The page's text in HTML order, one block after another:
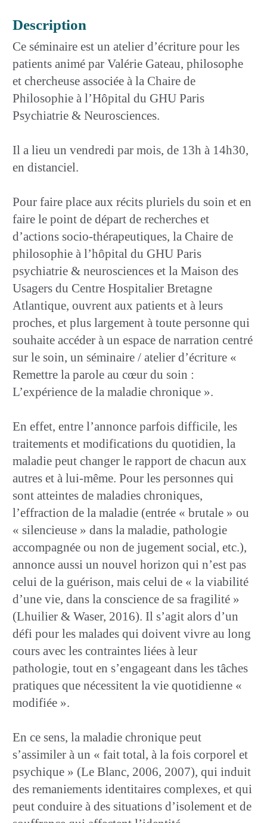
Description
Ce séminaire est un atelier d’écriture pour les
patients animé par Valérie Gateau, philosophe
et chercheuse associée à la Chaire de
Philosophie à l’Hôpital du GHU Paris
Psychiatrie & Neurosciences.
Il a lieu un vendredi par mois, de 13h à 14h30,
en distanciel.
Pour faire place aux récits pluriels du soin et en
faire le point de départ de recherches et
d’actions socio-thérapeutiques, la Chaire de
philosophie à l’hôpital du GHU Paris
psychiatrie & neurosciences et la Maison des
Usagers du Centre Hospitalier Bretagne
Atlantique, ouvrent aux patients et à leurs
proches, et plus largement à toute personne qui
souhaite accéder à un espace de narration centré
sur le soin, un séminaire / atelier d’écriture «
Remettre la parole au cœur du soin :
L’expérience de la maladie chronique ».
En effet, entre l’annonce parfois difficile, les
traitements et modifications du quotidien, la
maladie peut changer le rapport de chacun aux
autres et à lui-même. Pour les personnes qui
sont atteintes de maladies chroniques,
l’effraction de la maladie (entrée « brutale » ou
« silencieuse » dans la maladie, pathologie
accompagnée ou non de jugement social, etc.),
annonce aussi un nouvel horizon qui n’est pas
celui de la guérison, mais celui de « la viabilité
d’une vie, dans la conscience de sa fragilité »
(Lhuilier & Waser, 2016). Il s’agit alors d’un
défi pour les malades qui doivent vivre au long
cours avec les contraintes liées à leur
pathologie, tout en s’engageant dans les tâches
pratiques que nécessitent la vie quotidienne «
modifiée ».
En ce sens, la maladie chronique peut
s’assimiler à un « fait total, à la fois corporel et
psychique » (Le Blanc, 2006, 2007), qui induit
des remaniements identitaires complexes, et qui
peut conduire à des situations d’isolement et de